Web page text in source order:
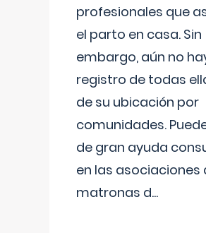
profesionales que
el parto en casa. Sin
embargo, aún no
registro de todas
de su ubicación por
comunidades.
de gran ayuda
en las asociaciones
matronas d...